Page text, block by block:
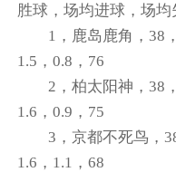
胜球，场均进球，场
1，鹿岛鹿角，38
1.5，0.8，76
2，柏太阳神，38
1.6，0.9，75
3，京都不死鸟，
1.6，1.1，68